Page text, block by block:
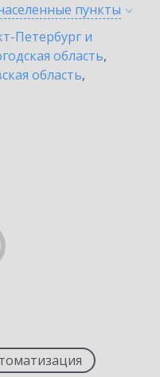
пункты
Петербург и
область,
область,